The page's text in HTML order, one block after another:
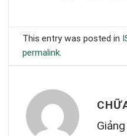
This entry was posted in
permalink.